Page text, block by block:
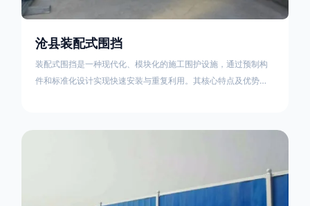
沧县装配式围挡
装配式围挡是一种现代化、模块化的施工围护设施，通过预制构
件和标准化设计实现快速安装与重复利用。其核心特点及优势如
撑、横撑加强筋等部件增强整体稳定性立柱规格：通常为